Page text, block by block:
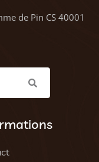
de Pin CS 40001